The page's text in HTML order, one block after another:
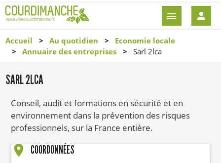
contenu
principal
EN-
TÊTE
Accueil Au quotidien
Economie locale
Annuaire des entreprises
Sarl 2lca
SARL 2LCA
Conseil, audit et formations en sécurité et en
environnement dans la prévention des risques
professionnels, sur la France entière.
COORDONNÉES